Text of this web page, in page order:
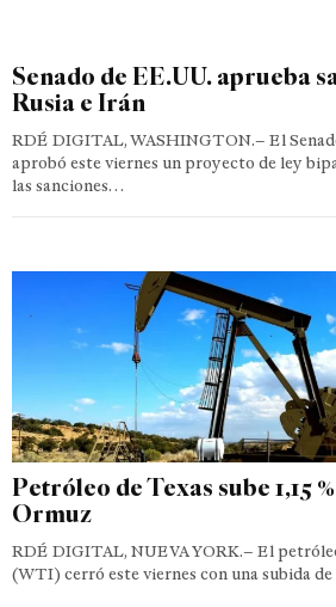
Senado de EE.UU. aprueba
Rusia e Irán
RDÉ DIGITAL, WASHINGTON.– El
aprobó este viernes un proyecto de ley
las sanciones…
Petróleo de Texas sube 1,15
Ormuz
RDÉ DIGITAL, NUEVA YORK.– El
(WTI) cerró este viernes con una subida de